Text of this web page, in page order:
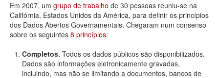
Em 2007, um grupo de trabalho de 30 pessoas reuniu-se na
Califórnia, Estados Unidos da América, para definir os princípios
dos Dados Abertos Governamentais. Chegaram num consenso
sobre os seguintes 8 princípios:
Completos. Todos os dados públicos são disponibilizados.
Dados são informações eletronicamente gravadas,
incluindo, mas não se limitando a documentos, bancos de